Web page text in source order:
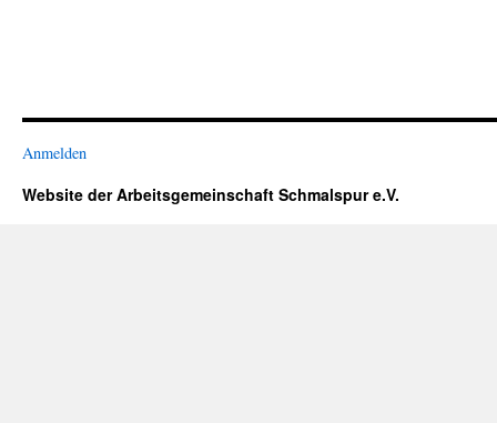
Anmelden
Website der Arbeitsgemeinschaft Schmalspur e.V.